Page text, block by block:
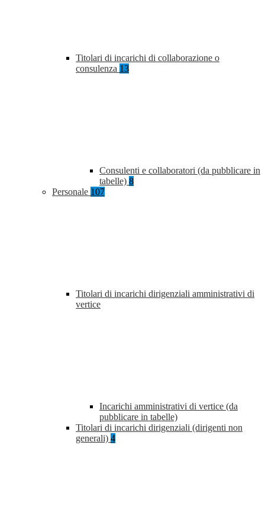
Titolari di incarichi di collaborazione o
consulenza 13
Consulenti e collaboratori (da pubblicare in
tabelle) 8
Personale 107
Titolari di incarichi dirigenziali amministrativi di
vertice
Incarichi amministrativi di vertice (da
pubblicare in tabelle)
Titolari di incarichi dirigenziali (dirigenti non
generali) 4